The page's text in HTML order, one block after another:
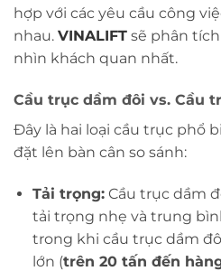
hợp với các yêu cầu công
nhau. VINALIFT sẽ phân
nhìn khách quan nhất.
Cầu trục dầm đôi vs. Cầu
Đây là hai loại cầu trục phổ
đặt lên bàn cân so sánh:
Tải trọng:Cầu trục dầm
tải trọng nhẹ và trung
trong khi cầu trục dầm
lớn (trên 20 tấn đến